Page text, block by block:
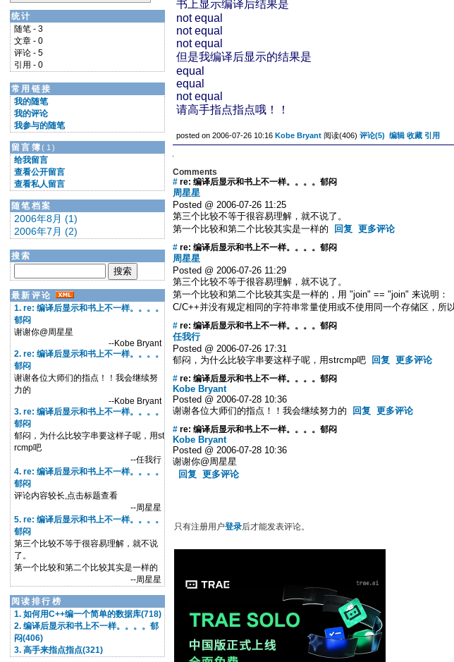
统计
随笔 - 3
文章 - 0
评论 - 5
引用 - 0
常用链接
我的随笔
我的评论
我参与的随笔
留言簿(1)
给我留言
查看公开留言
查看私人留言
随笔档案
2006年8月 (1)
2006年7月 (2)
搜索
最新评论
1. re: 编译后显示和书上不一样。。。。
郁闷
谢谢你@周星星
--Kobe Bryant
2. re: 编译后显示和书上不一样。。。。
郁闷
谢谢各位大师们的指点！！我会继续努
力的
--Kobe Bryant
3. re: 编译后显示和书上不一样。。。。
郁闷
郁闷，为什么比较字串要这样子呢，用st
rcmp吧
--任我行
4. re: 编译后显示和书上不一样。。。。
郁闷
评论内容较长,点击标题查看
--周星星
5. re: 编译后显示和书上不一样。。。。
郁闷
第三个比较不等于很容易理解，就不说
了。
第一个比较和第二个比较其实是一样的
--周星星
阅读排行榜
1. 如何用C++编一个简单的数据库(718)
2. 编译后显示和书上不一样。。。。郁
闷(406)
3. 高手来指点指点(321)
书上显示编译后结果是
not equal
not equal
not equal
但是我编译后显示的结果是
equal
equal
not equal
请高手指点指点哦！！
posted on 2006-07-26 10:16 Kobe Bryant 阅读(406) 评论(5) 编辑 收藏 引用
Comments
# re: 编译后显示和书上不一样。。。。郁闷
周星星
Posted @ 2006-07-26 11:25
第三个比较不等于很容易理解，就不说了。
第一个比较和第二个比较其实是一样的
回复 更多评论
# re: 编译后显示和书上不一样。。。。郁闷
周星星
Posted @ 2006-07-26 11:29
第三个比较不等于很容易理解，就不说了。
第一个比较和第二个比较其实是一样的，用 "join" == "join" 来说明：
C/C++并没有规定相同的字符串常量使用或不使用同一个存储区，
# re: 编译后显示和书上不一样。。。。郁闷
任我行
Posted @ 2006-07-26 17:31
郁闷，为什么比较字串要这样子呢，用strcmp吧
回复 更多评论
# re: 编译后显示和书上不一样。。。。郁闷
Kobe Bryant
Posted @ 2006-07-28 10:36
谢谢各位大师们的指点！！我会继续努力的
回复 更多评论
# re: 编译后显示和书上不一样。。。。郁闷
Kobe Bryant
Posted @ 2006-07-28 10:36
谢谢你@周星星
回复 更多评论
只有注册用户登录后才能发表评论。